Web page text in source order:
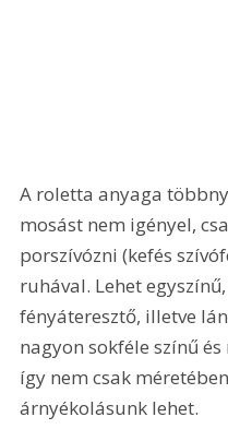
A roletta anyaga
mosást nem igényel,
porszívózni (kefés
ruhával. Lehet
fényáteresztő, illetve
nagyon sokféle színű
így nem csak
árnyékolásunk lehet.